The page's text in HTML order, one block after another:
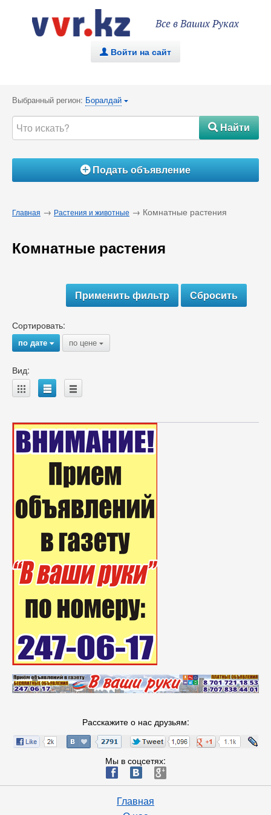
Все в Ваших Руках
. Войти на сайт
Выбранный регион: Боралдай {
#Найти
ÁПодать объявление
Главная → Растения и животные → Комнатные растения
Комнатные растения
Сортировать:
по дате{ по цене {
Вид:
A B C
Расскажите о нас друзьям:
Мы в соцсетях:
ä æ è
Главная